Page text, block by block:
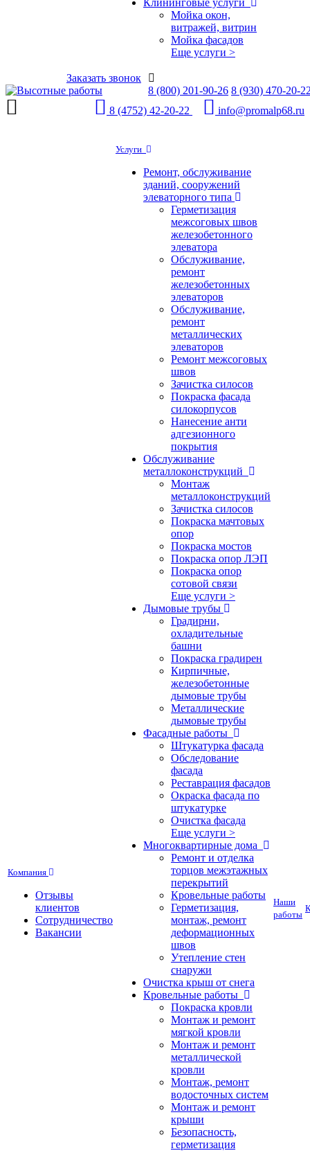
Клининговые услуги
Мойка окон,
витражей, витрин
Мойка фасадов
Еще услуги >
8 (800) 201-90-26 8 (930) 470-20-
Заказать звонок
8 (4752) 42-20-22 info@promalp68.ru
Компания
Отзывы
клиентов
Сотрудничество
Вакансии
Услуги
Ремонт, обслуживание
зданий, сооружений
элеваторного типа
Герметизация
межсоговых швов
железобетонного
элеватора
Обслуживание,
ремонт
железобетонных
элеваторов
Обслуживание,
ремонт
металлических
элеваторов
Ремонт межсоговых
швов
Зачистка силосов
Покраска фасада
силокорпусов
Нанесение анти
адгезионного
покрытия
Обслуживание
металлоконструкций
Монтаж
металлоконструкций
Зачистка силосов
Покраска мачтовых
опор
Покраска мостов
Покраска опор ЛЭП
Покраска опор
сотовой связи
Еще услуги >
Дымовые трубы
Градирни,
охладительные
башни
Покраска градирен
Кирпичные,
железобетонные
дымовые трубы
Металлические
дымовые трубы
Фасадные работы
Штукатурка фасада
Обследование
фасада
Реставрация фасадов
Окраска фасада по
штукатурке
Очистка фасада
Еще услуги >
Многоквартирные дома
Ремонт и отделка
торцов межэтажных
перекрытий
Кровельные работы
Герметизация,
монтаж, ремонт
деформационных
швов
Утепление стен
снаружи
Очистка крыш от снега
Кровельные работы
Покраска кровли
Монтаж и ремонт
мягкой кровли
Монтаж и ремонт
металлической
кровли
Монтаж, ремонт
водосточных систем
Монтаж и ремонт
крыши
Безопасность,
герметизация
Наши
работы